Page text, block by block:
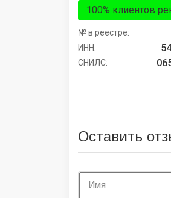
100% клиентов
№ в реестре:
ИНН:
СНИЛС:
Оставить